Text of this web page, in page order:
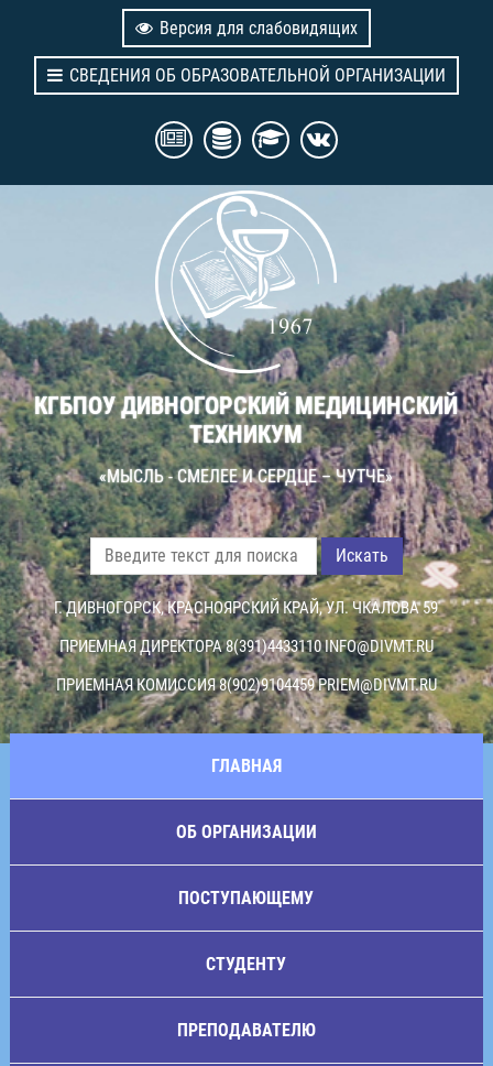
Версия для слабовидящих
СВЕДЕНИЯ ОБ ОБРАЗОВАТЕЛЬНОЙ ОРГАНИЗАЦИИ
КГБПОУ ДИВНОГОРСКИЙ МЕДИЦИНСКИЙ
ТЕХНИКУМ
«МЫСЛЬ - СМЕЛЕЕ И СЕРДЦЕ – ЧУТЧЕ»
Искать
Г. ДИВНОГОРСК, КРАСНОЯРСКИЙ КРАЙ, УЛ. ЧКАЛОВА 59
ПРИЕМНАЯ ДИРЕКТОРА 8(391)4433110INFO@DIVMT.RU
ПРИЕМНАЯ КОМИССИЯ 8(902)9104459PRIEM@DIVMT.RU
ГЛАВНАЯ
ОБ ОРГАНИЗАЦИИ
ПОСТУПАЮЩЕМУ
СТУДЕНТУ
ПРЕПОДАВАТЕЛЮ